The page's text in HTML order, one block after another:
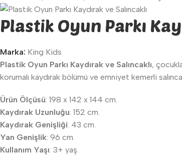
Plastik Oyun Parkı
Marka: King Kids
Plastik Oyun Parkı Kaydırak ve Salıncaklı,
korumalı kaydırak bölümü ve emniyet kemerli
Ürün Ölçüsü: 198 x 142 x 144 cm.
Kaydırak Uzunluğu: 152 cm.
Kaydırak Genişliği: 43 cm.
Yan Genişlik: 96 cm.
Kullanım Yaşı: 3+ yaş.